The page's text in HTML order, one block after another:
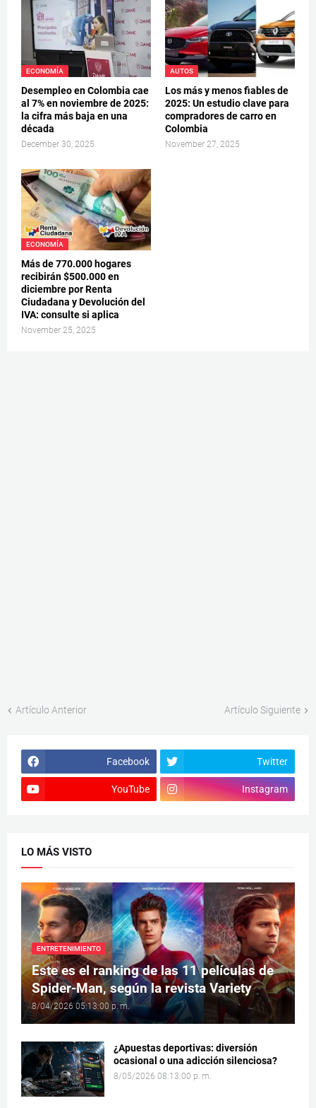
ECONOMÍA
Desempleo en Colombia cae
al 7% en noviembre de 2025:
la cifra más baja en una
década
December 30, 2025
AUTOS
Los más y menos fiables de
2025: Un estudio clave para
compradores de carro en
Colombia
November 27, 2025
ECONOMÍA
Más de 770.000 hogares
recibirán $500.000 en
diciembre por Renta
Ciudadana y Devolución del
IVA: consulte si aplica
November 25, 2025
Artículo Anterior Artículo Siguiente
Facebook Twitter
YouTube Instagram
LO MÁS VISTO
ENTRETENIMIENTO
Este es el ranking de las 11 películas de
Spider-Man, según la revista Variety
8/04/2026 05:13:00 p. m.
¿Apuestas deportivas: diversión
ocasional o una adicción silenciosa?
8/05/2026 08:13:00 p. m.